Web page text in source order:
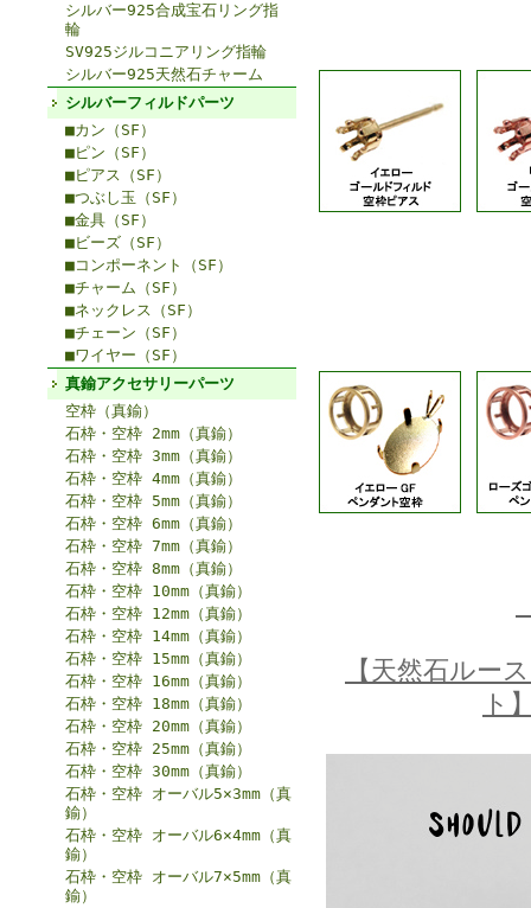
シルバー925合成宝石リング指
輪
SV925ジルコニアリング指輪
シルバー925天然石チャーム
シルバーフィルドパーツ
■カン（SF）
■ピン（SF）
■ピアス（SF）
■つぶし玉（SF）
■金具（SF）
■ビーズ（SF）
■コンポーネント（SF）
■チャーム（SF）
■ネックレス（SF）
■チェーン（SF）
■ワイヤー（SF）
真鍮アクセサリーパーツ
空枠（真鍮）
石枠・空枠 2mm（真鍮）
石枠・空枠 3mm（真鍮）
石枠・空枠 4mm（真鍮）
石枠・空枠 5mm（真鍮）
石枠・空枠 6mm（真鍮）
石枠・空枠 7mm（真鍮）
石枠・空枠 8mm（真鍮）
石枠・空枠 10mm（真鍮）
石枠・空枠 12mm（真鍮）
石枠・空枠 14mm（真鍮）
石枠・空枠 15mm（真鍮）
石枠・空枠 16mm（真鍮）
石枠・空枠 18mm（真鍮）
石枠・空枠 20mm（真鍮）
石枠・空枠 25mm（真鍮）
石枠・空枠 30mm（真鍮）
石枠・空枠 オーバル5×3mm（真
鍮）
石枠・空枠 オーバル6×4mm（真
鍮）
石枠・空枠 オーバル7×5mm（真
鍮）
【天然石ルー
ト